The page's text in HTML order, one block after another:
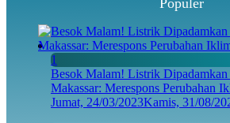
Populer
1
Besok Malam! Listrik Dipadamkan
Makassar: Merespons Perubahan
Jumat, 24/03/2023Kamis, 31/08/